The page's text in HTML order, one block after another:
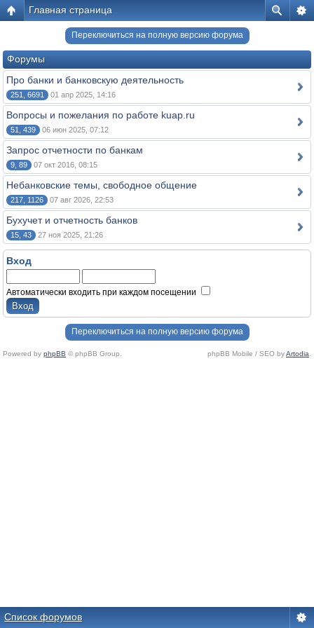
Главная страница
Переключиться на полную версию форума
Форумы
Про банки и банковскую деятельность
251, 6691 01 апр 2025, 14:16
Вопросы и пожелания по работе kuap.ru
51, 439 06 июн 2025, 07:12
Запрос отчетности по банкам
9, 89 07 окт 2016, 08:15
Небанковские темы, свободное общение
217, 1126 07 авг 2026, 22:53
Бухучет и отчетность банков
15, 43 27 ноя 2025, 21:26
Вход
Автоматически входить при каждом посещении
Переключиться на полную версию форума
Powered by phpBB © phpBB Group. phpBB Mobile / SEO byArtodia
Список форумов